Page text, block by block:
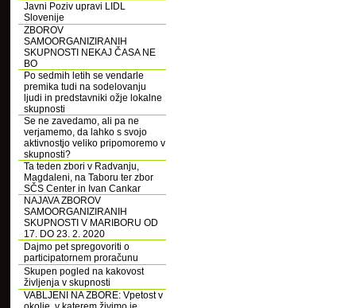
Javni Poziv upravi LIDL
Slovenije
ZBOROV
SAMOORGANIZIRANIH
SKUPNOSTI NEKAJ ČASA NE
BO
Po sedmih letih se vendarle
premika tudi na sodelovanju
ljudi in predstavniki ožje lokalne
skupnosti
Se ne zavedamo, ali pa ne
verjamemo, da lahko s svojo
aktivnostjo veliko pripomoremo v
skupnosti?
Ta teden zbori v Radvanju,
Magdaleni, na Taboru ter zbor
SČS Center in Ivan Cankar
NAJAVA ZBOROV
SAMOORGANIZIRANIH
SKUPNOSTI V MARIBORU OD
17. DO 23. 2. 2020
Dajmo pet spregovoriti o
participatornem proračunu
Skupen pogled na kakovost
življenja v skupnosti
VABLJENI NA ZBORE: Vpetost v